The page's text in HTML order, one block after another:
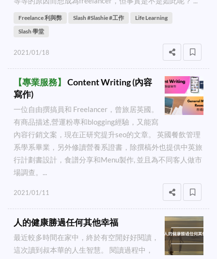
Freelance 利與弊 Slash #slashie #工作
Life Learning
Slash 學堂
2021/01/18
【專業服務】
Content Writing (內容
寫作)
一位自由撰搞員和 Freelancer，曾旅居英國。
有商品描述,營運粉專和blogging經驗，又能寫
內容行銷文案，現在正研究提升seo的文章。 英國餐飲管理
系學系畢業，另外修讀營養系證書，除撰槁外也提供中英旅
行計劃書設計，食譜分享和Menu製作, 並且為不同客人做市
場調查。...
2021/01/11
人的健康勝過任何其他幸福
最近較多時間在家中，終於有空閒好好閱讀，
這次讀到叔本華的人生智慧。 閱讀過程中，